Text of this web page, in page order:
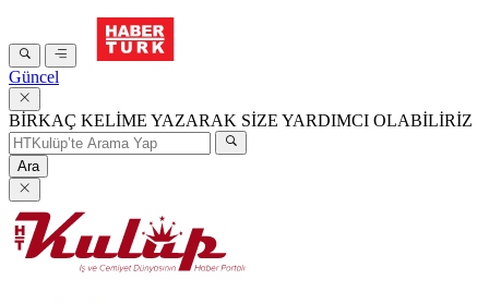
Güncel
BİRKAÇ KELİME YAZARAK SİZE YARDIMCI OLABİLİRİZ
Ara